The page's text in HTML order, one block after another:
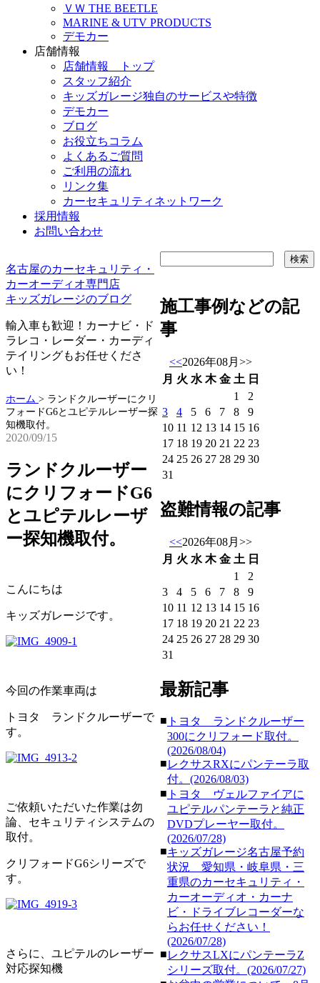
ＶＷ THE BEETLE
MARINE & UTV PRODUCTS
デモカー
店舗情報
店舗情報 トップ
スタッフ紹介
キッズガレージ独自のサービスや特徴
デモカー
ブログ
お役立ちコラム
よくあるご質問
ご利用の流れ
リンク集
カーセキュリティネットワーク
採用情報
お問い合わせ
名古屋のカーセキュリティ・
カーオーディオ専門店
キッズガレージのブログ
輸入車も歓迎！カーナビ・ド
ラレコ・レーダー・カーディ
テイリングもお任せくださ
い！
ホーム > ランドクルーザーにクリ
フォードG6とユピテルレーザー探
知機取付。
2020/09/15
ランドクルーザー
にクリフォードG6
とユピテルレーザ
ー探知機取付。
こんにちは
キッズガレージです。
今回の作業車両は
トヨタ ランドクルーザーで
す。
ご依頼いただいた作業は勿
論、セキュリティシステムの
取付。
クリフォードG6シリーズで
す。
さらに、ユピテルのレーザー
対応探知機
施工事例などの記
事
<<2026年08月 >>
月 火 水 木 金 土 日
1
2
3
4 5 6 7 8
9
10 11 12 13 14 15 16
17 18 19 20 21 22 23
24 25 26 27 28 29 30
31
盗難情報の記事
<<2026年08月 >>
月 火 水 木 金 土 日
1
2
3
4 5 6 7 8
9
10 11 12 13 14 15 16
17 18 19 20 21 22 23
24 25 26 27 28 29 30
31
最新記事
■ トヨタ ランドクルーザー
300にクリフォード取付。
(2026/08/04)
■レクサスRXにパンテーラ取
付。(2026/08/03)
■ トヨタ ヴェルファイアに
ユピテルパンテーラと純正
DVDプレーヤー取付。
(2026/07/28)
■キッズガレージ名古屋予約
状況 愛知県・岐阜県・三
重県のカーセキュリティ・
カーオーディオ・カーナ
ビ・ドライブレコーダーな
らお任せください！
(2026/07/28)
■レクサスLXにパンテーラZ
シリーズ取付。(2026/07/27)